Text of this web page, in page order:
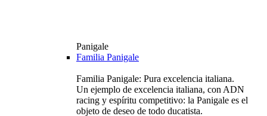
Panigale
Familia Panigale
Familia Panigale: Pura excelencia italiana.
Un ejemplo de excelencia italiana, con ADN
racing y espíritu competitivo: la Panigale es el
objeto de deseo de todo ducatista.